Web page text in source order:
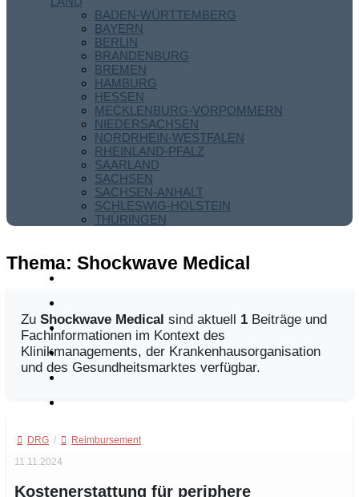
BADEN-WÜRTTEMBERG
BAYERN
BERLIN
BRANDENBURG
BREMEN
HAMBURG
HESSEN
MECKLENBURG-VORPOMMERN
NIEDERSACHSEN
NORDRHEIN-WESTFALEN
RHEINLAND-PFALZ
SAARLAND
SACHSEN
SACHSEN-ANHALT
SCHLESWIG-HOLSTEIN
THÜRINGEN
Thema: Shockwave Medical
Zu Shockwave Medical sind aktuell 1 Beiträge und
Fachinformationen im Kontext des
Klinikmanagements, der Krankenhausorganisation
und des Gesundheitsmarktes verfügbar.
DRG /
Reimbursement
11.11.2024
Kostenerstattung für periphere